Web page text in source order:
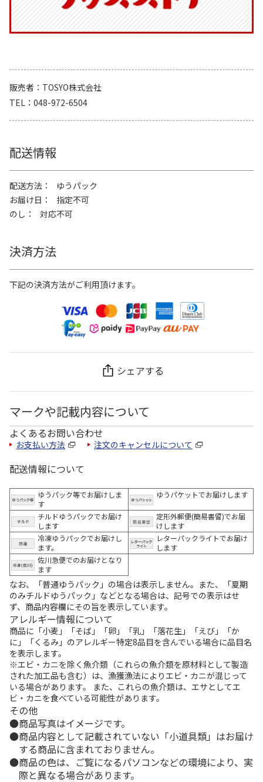
販売者
TOSYO株式会社
TEL
048-972-6504
配送情報
配送方法
ゆうパック
お届け日
指定不可
のし
対応不可
決済方法
下記の決済方法がご利用頂けます。
シェアする
マークや記載内容について
よくあるお問い合わせ
お支払い方法 注文のキャンセルについて
配送情報について
ゆうパック等でお届けしま
す
ゆうパケットでお届けします
チルドゆうパックでお届け
します
定形外郵便(簡易書留)でお届
けします
冷凍ゆうパックでお届けし
ます。
レターパックライトでお届け
します
佐川急便でのお届けとなり
ます
なお、「普通ゆうパック」の場合は表示しません。また、「夏期
のみチルドゆうパック」などとなる場合は、記号での表示はせ
ず、商品内容欄にその旨を表示しています。
アレルギー情報について
商品に「小麦」「そば」「卵」「乳」「落花生」「えび」「か
に」「くるみ」のアレルギー特定8品目を含んでいる場合に品目名
を表示します。
※エビ・カニを除く魚介類（これらの魚介類を原材料として製造
された加工品も含む）は、漁獲漁法によりエビ・カニが混じって
いる場合があります。 また、これらの魚介類は、エサとしてエ
ビ・カニを食べている可能性があります。
その他
商品写真はイメージです。
商品内容として記載されていない「小道具類」はお届け
する商品に含まれておりません。
商品の色は、ご覧になるパソコンなどの環境により、実
際と異なる場合があります。